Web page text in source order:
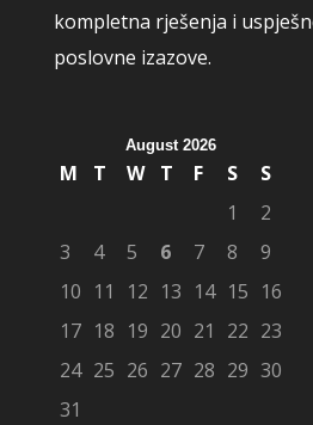
kompletna rješenja i
poslovne izazove.
August 2026
M T W T F S
S
1
2
3
4 5 6 7 8
9
10 11 12 13 14 15 16
17 18 19 20 21 22 23
24 25 26 27 28 29 30
31